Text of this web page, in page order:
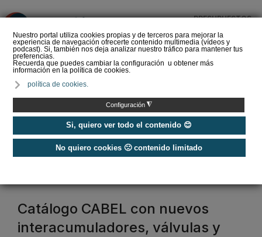
Nuestro portal utiliza cookies propias y de terceros para mejorar la
experiencia de navegación ofrecerte contenido multimedia (vídeos y
podcast). Si, también nos deja analizar nuestro tráfico para mantener tus
preferencias.
Recuerda que puedes cambiar la configuración u obtener más
información en la política de cookies.
política de cookies.
Configuración ◮
Si, quiero ver todo el contenido 😊
No quiero cookies 🙁 contenido limitado
PRESUPUESTOS
del Amperio (Episodio 3)
Etiquetas / válvula
Catálogo CABEL con nuevos
interacumuladores, válvulas y